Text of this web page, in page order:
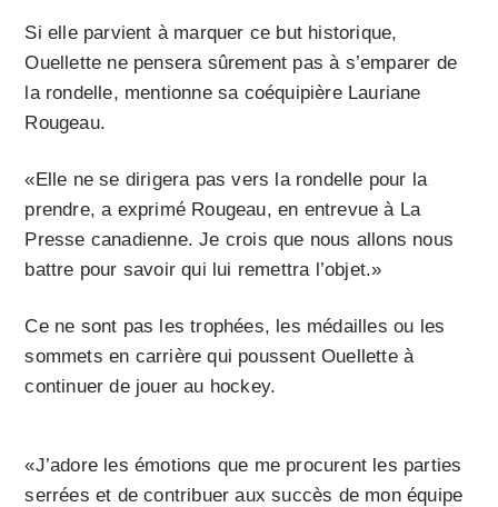
Si elle parvient à marquer ce but historique,
Ouellette ne pensera sûrement pas à s’emparer de
la rondelle, mentionne sa coéquipière Lauriane
Rougeau.
«Elle ne se dirigera pas vers la rondelle pour la
prendre, a exprimé Rougeau, en entrevue à La
Presse canadienne. Je crois que nous allons nous
battre pour savoir qui lui remettra l’objet.»
Ce ne sont pas les trophées, les médailles ou les
sommets en carrière qui poussent Ouellette à
continuer de jouer au hockey.
«J’adore les émotions que me procurent les parties
serrées et de contribuer aux succès de mon équipe